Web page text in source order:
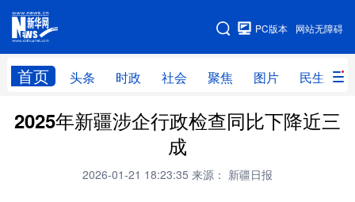
网站无障碍
PC版本
首页 头条 时政 社会 聚焦 图片 民生
网站地图
头条 时政 社会 聚焦
服务
2025年新疆涉企行政检查同比下降近三
成
2026-01-21 18:23:35 来源： 新疆日报